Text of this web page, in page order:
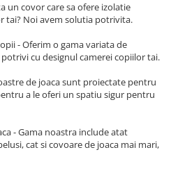
un covor care sa ofere izolatie
Noi avem solutia potrivita.
- Oferim o gama variata de
cu designul camerei copiilor tai.
de joaca sunt proiectate pentru
a le oferi un spatiu sigur pentru
- Gama noastra include atat
cat si covoare de joaca mai mari,